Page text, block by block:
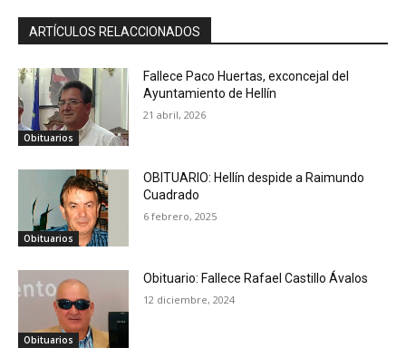
ARTÍCULOS RELACCIONADOS
Obituarios
Fallece Paco Huertas, exconcejal del
Ayuntamiento de Hellín
21 abril, 2026
Obituarios
OBITUARIO: Hellín despide a Raimundo
Cuadrado
6 febrero, 2025
Obituarios
Obituario: Fallece Rafael Castillo Ávalos
12 diciembre, 2024